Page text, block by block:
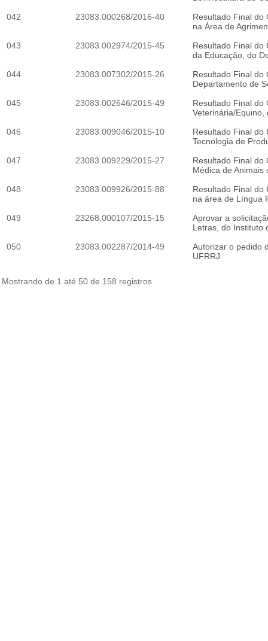
042
23083.000268/2016-40
Resultado Final do
na Área de
043
23083.002974/2015-45
Resultado Final do
da Educação, do
044
23083.007302/2015-26
Resultado Final do
Departamento de
045
23083.002646/2015-49
Resultado Final do
Veterinária/
046
23083.009046/2015-10
Resultado Final do
Tecnologia de
047
23083.009229/2015-27
Resultado Final do
Médica de
048
23083.009926/2015-88
Resultado Final do
na área de Língua
049
23268.000107/2015-15
Aprovar a
Letras, do Instituto
050
23083.002287/2014-49
Autorizar o pedido
UFRRJ
Mostrando de 1 até 50 de 158 registros